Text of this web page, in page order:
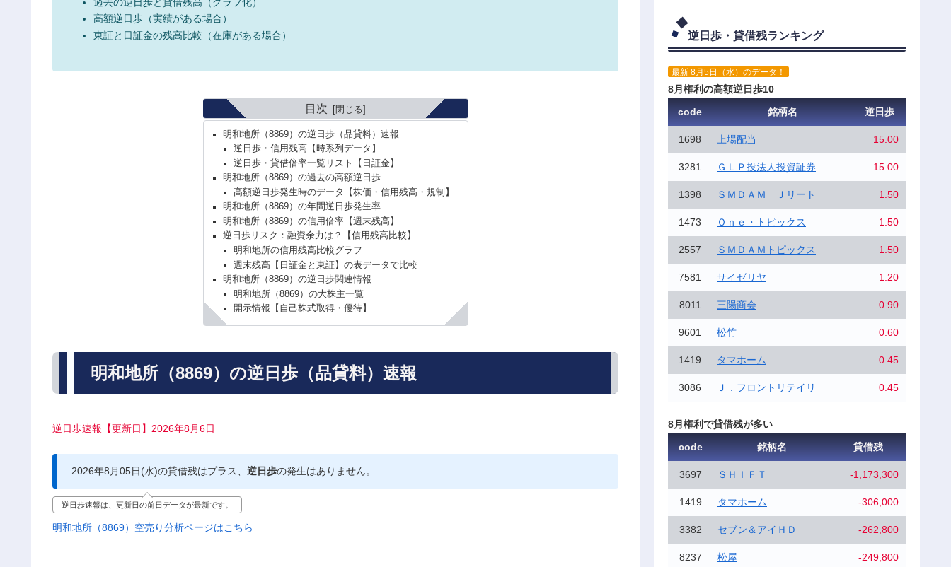
高額逆日歩（実績がある場合）
東証と日証金の残高比較（在庫がある場合）
目次
明和地所（8869）の逆日歩（品貸料）速報
逆日歩・信用残高【時系列データ】
逆日歩・貸借倍率一覧リスト【日証金】
明和地所（8869）の過去の高額逆日歩
高額逆日歩発生時のデータ【株価・信用残高・規制】
明和地所（8869）の年間逆日歩発生率
明和地所（8869）の信用倍率【週末残高】
逆日歩リスク：融資余力は？【信用残高比較】
明和地所の信用残高比較グラフ
週末残高【日証金と東証】の表データで比較
明和地所（8869）の逆日歩関連情報
明和地所（8869）の大株主一覧
開示情報【自己株式取得・優待】
明和地所（8869）の逆日歩（品貸料）速報
逆日歩速報【更新日】2026年8月6日
2026年8月05日(水)の貸借残はプラス、 逆日歩の発生はありません。
逆日歩速報は、更新日の前日データが最新です。
明和地所（8869）空売り分析ページはこちら
逆日歩・貸借残ランキング
最新 8月5日（水）のデータ！
8月権利の高額逆日歩10
code
銘柄名 逆日歩
1698 上場配当 15.00
3281 ＧＬＰ投法人投資証券 15.00
1398 ＳＭＤＡＭ Ｊリート 1.50
1473 Ｏｎｅ・トピックス 1.50
2557 ＳＭＤＡＭトピックス 1.50
7581 サイゼリヤ 1.20
8011 三陽商会 0.90
9601 松竹 0.60
1419 タマホーム 0.45
3086 Ｊ．フロントリテイリ 0.45
8月権利で貸借残が多い
code
銘柄名 貸借残
3697 ＳＨＩＦＴ -1,173,300
1419 タマホーム -306,000
3382 セブン＆アイＨＤ -262,800
8237 松屋 -249,800